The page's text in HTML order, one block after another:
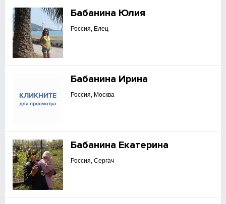
Бабанина Юлия
Россия, Елец
Бабанина Ирина
Россия, Москва
Бабанина Екатерина
Россия, Сергач